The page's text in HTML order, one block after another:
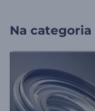
Na categoria